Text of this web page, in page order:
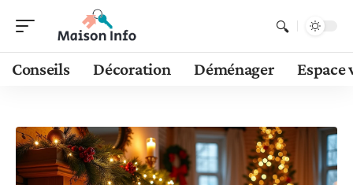
Conseils Décoration Déménager Espace